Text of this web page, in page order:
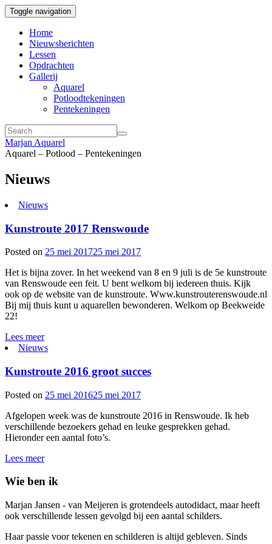
Toggle navigation
Home
Nieuwsberichten
Lessen
Opdrachten
Gallerij
Aquarel
Potloodtekeningen
Pentekeningen
Marjan Aquarel
Aquarel – Potlood – Pentekeningen
Nieuws
Nieuws
Kunstroute 2017 Renswoude
Posted on 25 mei 201725 mei 2017
Het is bijna zover. In het weekend van 8 en 9 juli is de 5e kunstroute
van Renswoude een feit. U bent welkom bij iedereen thuis. Kijk
ook op de website van de kunstroute. Www.kunstrouterenswoude.nl
Bij mij thuis kunt u aquarellen bewonderen. Welkom op Beekweide
22!
Lees meer
Nieuws
Kunstroute 2016 groot succes
Posted on 25 mei 201625 mei 2017
Afgelopen week was de kunstroute 2016 in Renswoude. Ik heb
verschillende bezoekers gehad en leuke gesprekken gehad.
Hieronder een aantal foto’s.
Lees meer
Wie ben ik
Marjan Jansen - van Meijeren is grotendeels autodidact, maar heeft
ook verschillende lessen gevolgd bij een aantal schilders.
Haar passie voor tekenen en schilderen is altijd gebleven. Sinds